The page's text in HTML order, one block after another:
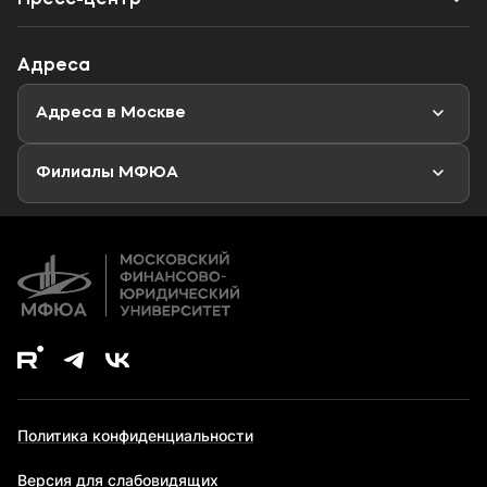
Мероприятия
Специалитет
Магистратура
Аспирантура
Дополнительное образование
Новости
Адреса
Адреса в Москве
Филиалы МФЮА
Политика конфиденциальности
Версия для слабовидящих